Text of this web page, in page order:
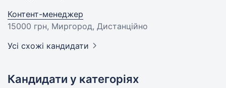
Контент-менеджер
15000 грн, Миргород, Дистанційно
Усі схожі кандидати
Кандидати у категоріях